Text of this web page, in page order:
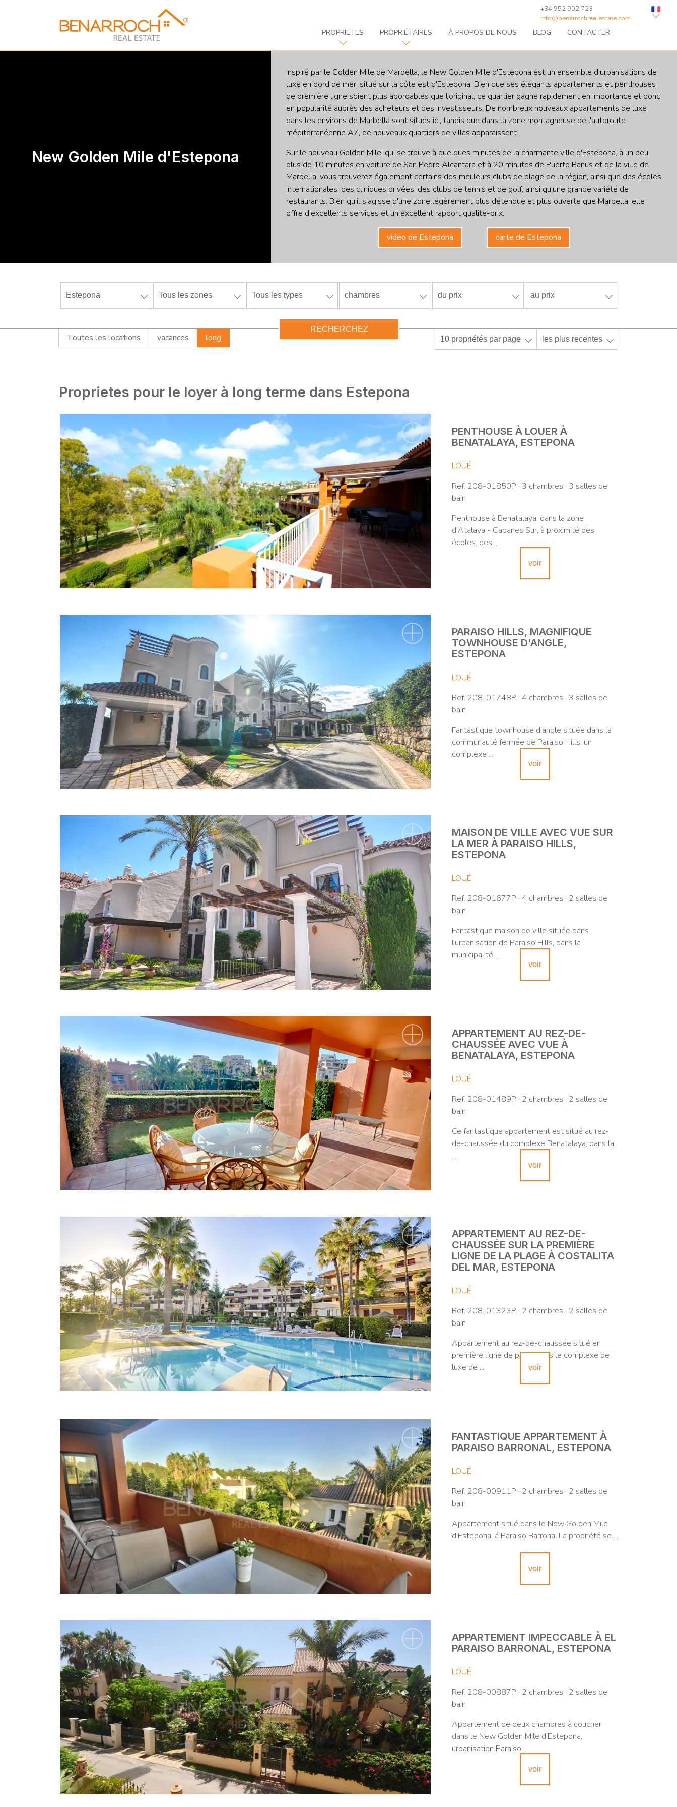
PROPRIETES PROPRIÉTAIRES À PROPOS DE NOUS BLOG CONTACTER
+34 952 902 723
info@benarrochrealestate.com
New Golden Mile d'Estepona
Inspiré par le Golden Mile de Marbella, le New Golden Mile d'Estepona est un ensemble d'urbanisations de
luxe en bord de mer, situé sur la côte est d'Estepona. Bien que ses élégants appartements et penthouses
de première ligne soient plus abordables que l'original, ce quartier gagne rapidement en importance et donc
en popularité auprès des acheteurs et des investisseurs. De nombreux nouveaux appartements de luxe
dans les environs de Marbella sont situés ici, tandis que dans la zone montagneuse de l'autoroute
méditerranéenne A7, de nouveaux quartiers de villas apparaissent.
Sur le nouveau Golden Mile, qui se trouve à quelques minutes de la charmante ville d'Estepona, à un peu
plus de 10 minutes en voiture de San Pedro Alcantara et à 20 minutes de Puerto Banus et de la ville de
Marbella, vous trouverez également certains des meilleurs clubs de plage de la région, ainsi que des écoles
internationales, des cliniques privées, des clubs de tennis et de golf, ainsi qu'une grande variété de
restaurants. Bien qu'il s'agisse d'une zone légèrement plus détendue et plus ouverte que Marbella, elle
offre d'excellents services et un excellent rapport qualité-prix.
video de Estepona carte de Estepona
Estepona Tous les zones Tous les types chambres du prix au prix
RECHERCHEZ
Toutes les locations vacances long 10 propriétés par page les plus recentes
Proprietes pour le loyer à long terme dans Estepona
PENTHOUSE À LOUER À
BENATALAYA, ESTEPONA
LOUÉ
Ref. 208-01850P · 3 chambres · 3 salles de
bain
Penthouse à Benatalaya, dans la zone
d'Atalaya - Capanes Sur, à proximité des
écoles, des ...
voir
PARAISO HILLS, MAGNIFIQUE
TOWNHOUSE D'ANGLE,
ESTEPONA
LOUÉ
Ref. 208-01748P · 4 chambres · 3 salles de
bain
Fantastique townhouse d'angle située dans la
communauté fermée de Paraiso Hills, un
complexe ...
voir
MAISON DE VILLE AVEC VUE SUR
LA MER À PARAISO HILLS,
ESTEPONA
LOUÉ
Ref. 208-01677P · 4 chambres · 2 salles de
bain
Fantastique maison de ville située dans
l'urbanisation de Paraiso Hills, dans la
municipalité ...
voir
APPARTEMENT AU REZ-DE-
CHAUSSÉE AVEC VUE À
BENATALAYA, ESTEPONA
LOUÉ
Ref. 208-01489P · 2 chambres · 2 salles de
bain
Ce fantastique appartement est situé au rez-
de-chaussée du complexe Benatalaya, dans la
...
voir
APPARTEMENT AU REZ-DE-
CHAUSSÉE SUR LA PREMIÈRE
LIGNE DE LA PLAGE À COSTALITA
DEL MAR, ESTEPONA
LOUÉ
Ref. 208-01323P · 2 chambres · 2 salles de
bain
Appartement au rez-de-chaussée situé en
première ligne de plage dans le complexe de
luxe de ...
voir
FANTASTIQUE APPARTEMENT À
PARAISO BARRONAL, ESTEPONA
LOUÉ
Ref. 208-00911P · 2 chambres · 2 salles de
bain
Appartement situé dans le New Golden Mile
d'Estepona, á Paraiso Barronal.La propriété se ...
voir
APPARTEMENT IMPECCABLE À EL
PARAISO BARRONAL, ESTEPONA
LOUÉ
Ref. 208-00887P · 2 chambres · 2 salles de
bain
Appartement de deux chambres à coucher
dans le New Golden Mile d'Estepona,
urbanisation Paraiso ...
voir